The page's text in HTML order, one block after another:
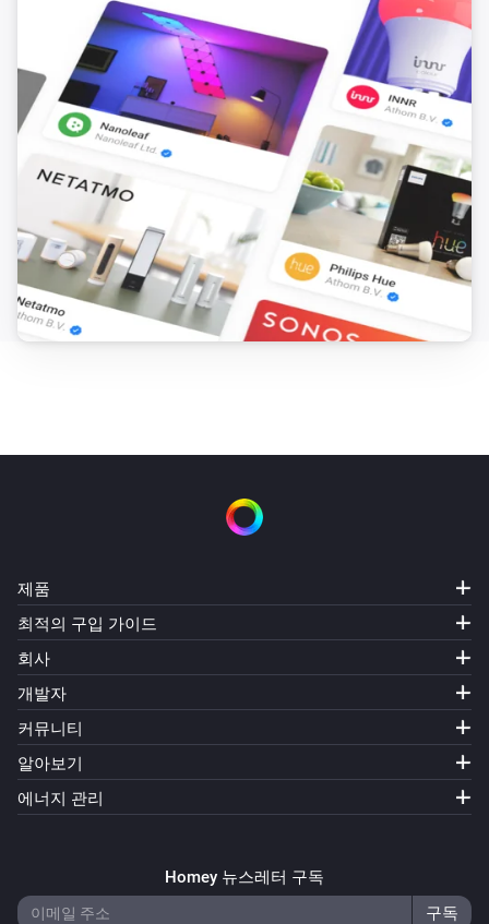
제품
최적의 구입 가이드
회사
개발자
커뮤니티
알아보기
에너지 관리
Homey 뉴스레터 구독